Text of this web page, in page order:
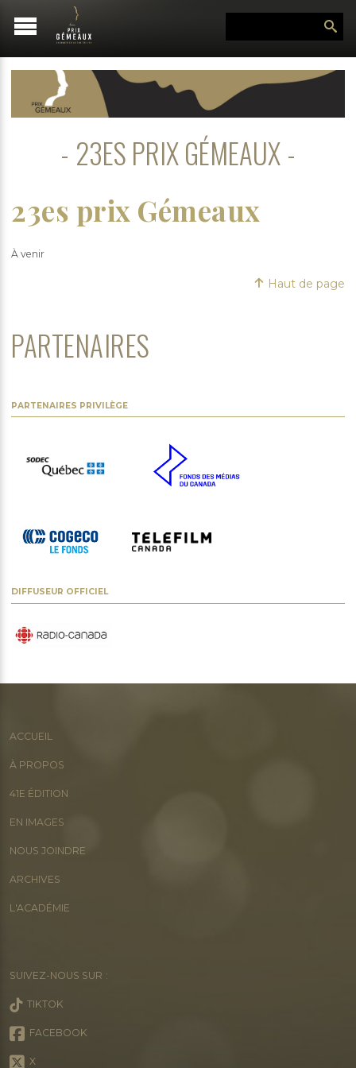
23ES PRIX GÉMEAUX
23es prix Gémeaux
À venir
Haut de page
PARTENAIRES
PARTENAIRES PRIVILÈGE
DIFFUSEUR OFFICIEL
ACCUEIL
À PROPOS
41E ÉDITION
EN IMAGES
NOUS JOINDRE
ARCHIVES
L'ACADÉMIE
SUIVEZ-NOUS SUR :
TIKTOK
FACEBOOK
X